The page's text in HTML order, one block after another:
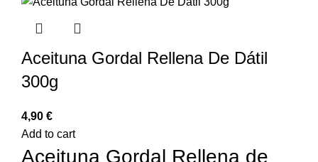
Aceituna Gordal Rellena De Dátil
300g
€
Add to cart
Aceituna Gordal Rellena de